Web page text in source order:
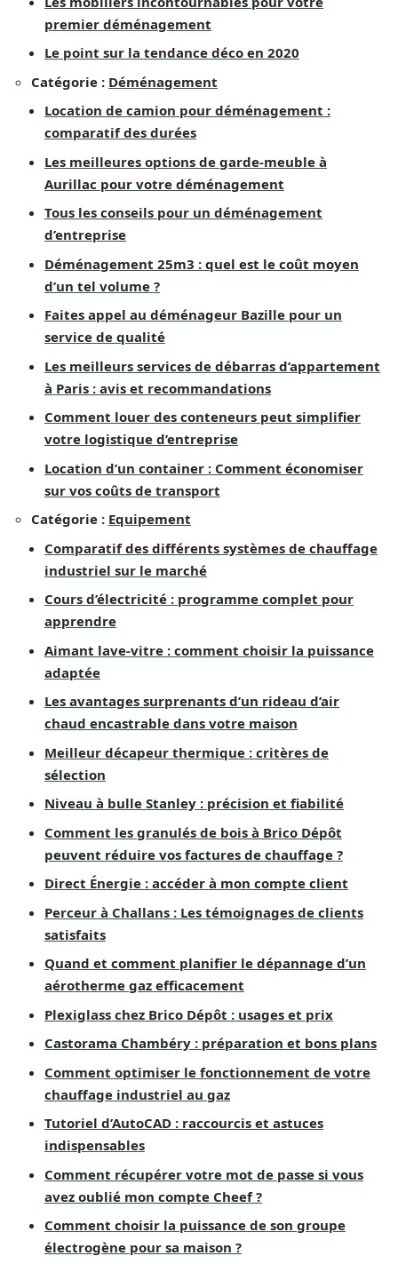
premier déménagement
Le point sur la tendance déco en 2020
Catégorie : Déménagement
Location de camion pour déménagement :
comparatif des durées
Les meilleures options de garde-meuble à
Aurillac pour votre déménagement
Tous les conseils pour un déménagement
d’entreprise
Déménagement 25m3 : quel est le coût moyen
d’un tel volume ?
Faites appel au déménageur Bazille pour un
service de qualité
Les meilleurs services de débarras d’appartement
à Paris : avis et recommandations
Comment louer des conteneurs peut simplifier
votre logistique d’entreprise
Location d’un container : Comment économiser
sur vos coûts de transport
Catégorie : Equipement
Comparatif des différents systèmes de chauffage
industriel sur le marché
Cours d’électricité : programme complet pour
apprendre
Aimant lave-vitre : comment choisir la puissance
adaptée
Les avantages surprenants d’un rideau d’air
chaud encastrable dans votre maison
Meilleur décapeur thermique : critères de
sélection
Niveau à bulle Stanley : précision et fiabilité
Comment les granulés de bois à Brico Dépôt
peuvent réduire vos factures de chauffage ?
Direct Énergie : accéder à mon compte client
Perceur à Challans : Les témoignages de clients
satisfaits
Quand et comment planifier le dépannage d’un
aérotherme gaz efficacement
Plexiglass chez Brico Dépôt : usages et prix
Castorama Chambéry : préparation et bons plans
Comment optimiser le fonctionnement de votre
chauffage industriel au gaz
Tutoriel d’AutoCAD : raccourcis et astuces
indispensables
Comment récupérer votre mot de passe si vous
avez oublié mon compte Cheef ?
Comment choisir la puissance de son groupe
électrogène pour sa maison ?